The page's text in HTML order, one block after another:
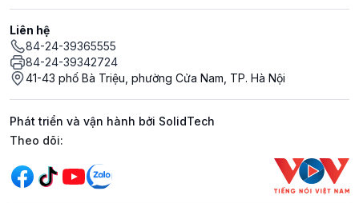
Liên hệ
84-24-39365555
84-24-39342724
41-43 phố Bà Triệu, phường Cửa Nam, TP. Hà Nội
Phát triển và vận hành bởi SolidTech
Mạng xã hội
Theo dõi: